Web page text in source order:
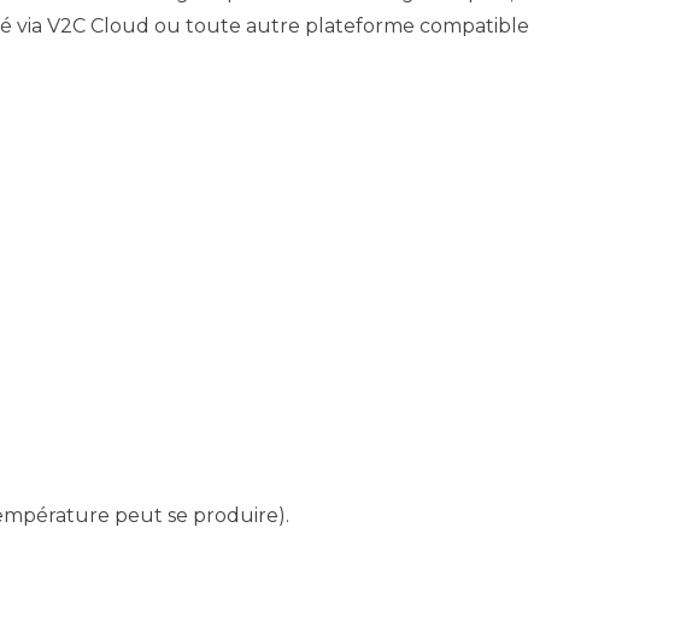
via V2C Cloud ou toute autre plateforme compatible
peut se produire).